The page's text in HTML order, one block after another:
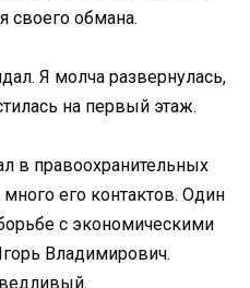
своего обмана.
Я молча развернулась,
на первый этаж.
в правоохранительных
много его контактов. Один
с экономическими
Владимирович.